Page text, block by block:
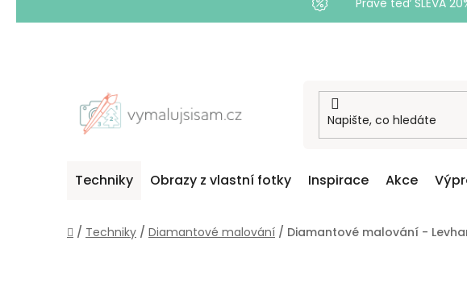
Právě teď SLEVA
Techniky Obrazy z vlastní fotky Inspirace Akce
Domů
/ Techniky / Diamantové malování / Diamantové malování -